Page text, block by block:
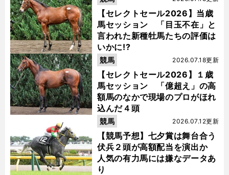
【セレクトセール2026】当歳
馬セッション 「目玉不在」と
言われた新種牡馬たちの評価は
いかに!?
【セレクトセール2026】１歳
馬セッション 「億超え」の高
額馬のなかで現場のプロがほれ
込んだ４頭
2026.07.18更新
競馬
【競馬予想】七夕賞は舞台合う
伏兵２頭が高額配当を演出か
人気の有力馬には嫌なデータあ
り
2026.07.12更新
競馬